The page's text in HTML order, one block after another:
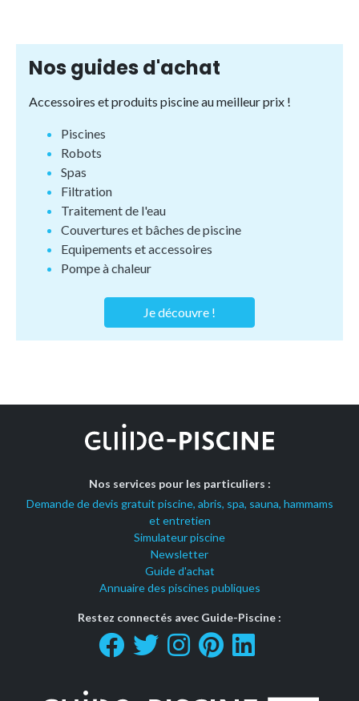
Nos guides d'achat
Accessoires et produits piscine au meilleur prix !
Piscines
Robots
Spas
Filtration
Traitement de l'eau
Couvertures et bâches de piscine
Equipements et accessoires
Pompe à chaleur
Je découvre !
Nos services pour les particuliers :
Demande de devis gratuit piscine, abris, spa, sauna, hammams
et entretien
Simulateur piscine
Newsletter
Guide d'achat
Annuaire des piscines publiques
Restez connectés avec Guide-Piscine :